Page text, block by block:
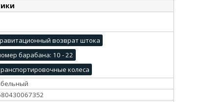
возврат штока
барабана: 10 - 22
колеса